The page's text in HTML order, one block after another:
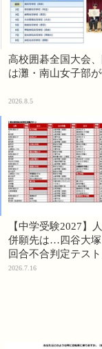
高校囲碁全国大会
は灘・南山女子部
2026.8.5
【中学受験2027】
併願先は…四谷大塚
回合不合判定テス
2026.7.16